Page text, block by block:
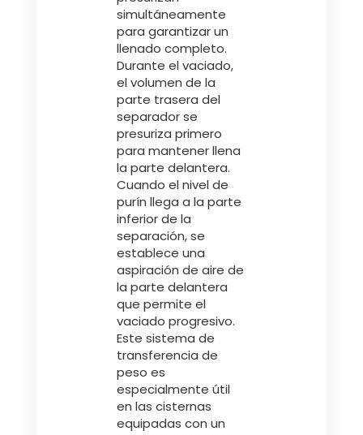
simultáneamente
para garantizar un
llenado completo.
Durante el vaciado,
el volumen de la
parte trasera del
separador se
presuriza primero
para mantener llena
la parte delantera.
Cuando el nivel de
purín llega a la parte
inferior de la
separación, se
establece una
aspiración de aire de
la parte delantera
que permite el
vaciado progresivo.
Este sistema de
transferencia de
peso es
especialmente útil
en las cisternas
equipadas con un